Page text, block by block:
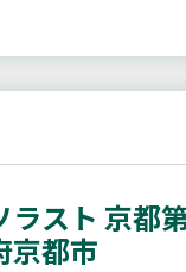
スト 京都
京都市